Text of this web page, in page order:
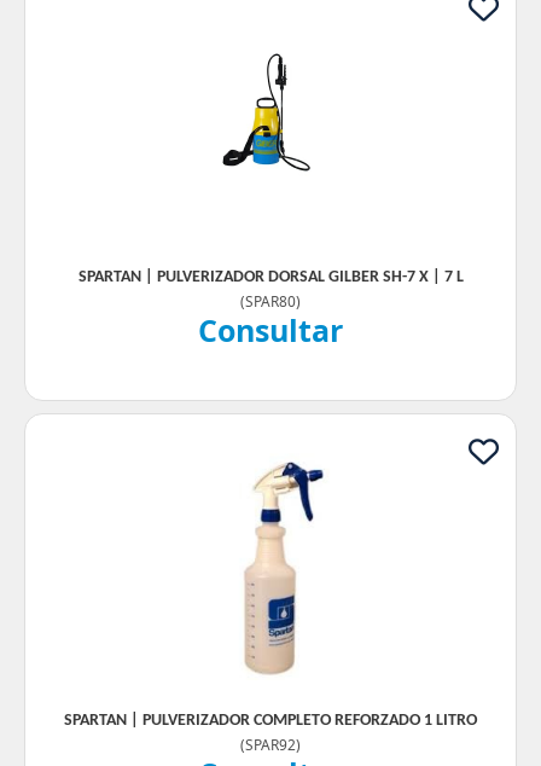
SPARTAN | PULVERIZADOR DORSAL GILBER SH-7 X | 7 L
(SPAR80)
Consultar
SPARTAN | PULVERIZADOR COMPLETO REFORZADO 1 LITRO
(SPAR92)